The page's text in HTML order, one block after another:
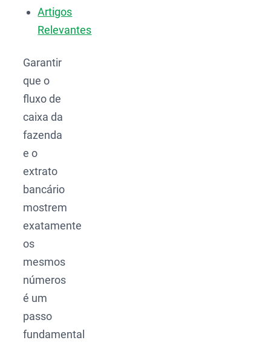
Artigos
Relevantes
Garantir
que o
fluxo de
caixa da
fazenda
e o
extrato
bancário
mostrem
exatamente
os
mesmos
números
é um
passo
fundamental